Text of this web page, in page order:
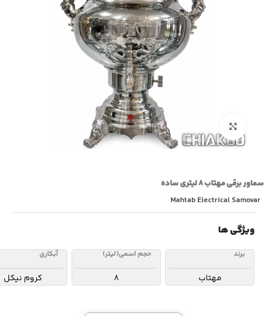
بزرگنمایی تصویر
سماور برقی مهتاب ۸ لیتری ساده
Mahtab Electrical Samovar
ویژگی ها
برند
مهتاب
حجم اسمی(لیتر)
8
آبکاری
کروم نیکل